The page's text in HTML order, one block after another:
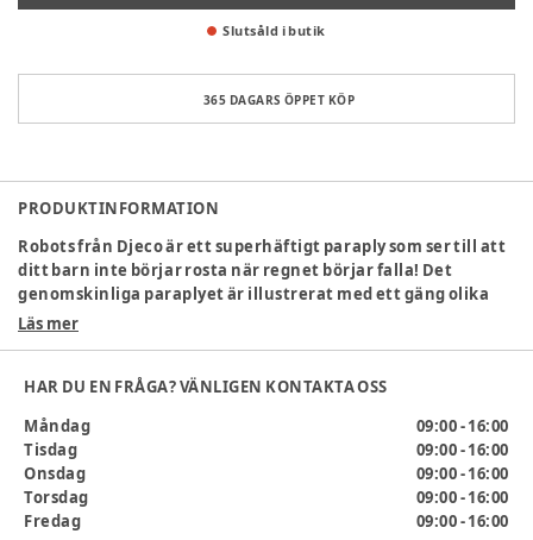
Slutsåld i butik
365 DAGARS ÖPPET KÖP
PRODUKTINFORMATION
Robots från Djeco är ett superhäftigt paraply som ser till att
ditt barn inte börjar rosta när regnet börjar falla! Det
genomskinliga paraplyet är illustrerat med ett gäng olika
retro-robotar. Ovanför kan man se planeter och stjärnor.
Passar åldrar mellan 3- 10 år.
Bredd: 70 cm.
Höjd: 68 cm.
Material: Plast.
Klädstorlek
Läs mer
HAR DU EN FRÅGA? VÄNLIGEN KONTAKTA OSS
Måndag
09:00 - 16:00
Tisdag
09:00 - 16:00
Onsdag
09:00 - 16:00
Torsdag
09:00 - 16:00
Fredag
09:00 - 16:00